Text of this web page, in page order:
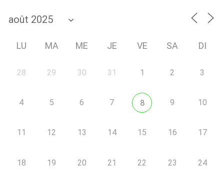
LU MA ME JE VE SA DI
28 29 30 31 1 2 3
4 5 6 7 8 9 10
11 12 13 14 15 16 17
18 19 20 21 22 23 24